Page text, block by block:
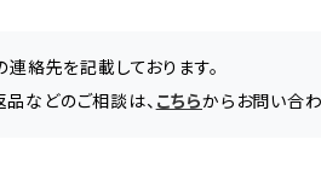
絡先を記載しております。
などのご相談は、 こちらからお問い合わ